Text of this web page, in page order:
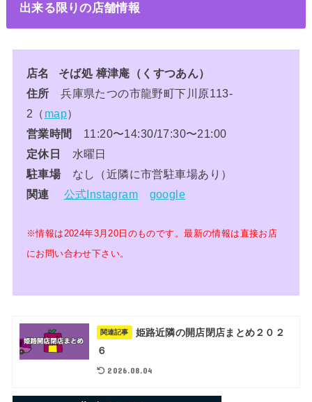
出来る限りの店舗情報
店名 そば処 樟津庵（くすつあん）
住所 兵庫県たつの市龍野町下川原113-
2（ map）
営業時間
11:20〜14:30/17:30〜21:00
定休日 水曜日
駐車場なし（近隣に市営駐車場あり）
関連
公式Instagram google
※情報は2024年3月20日のものです。最新の情報は直接お店
にお問い合わせ下さい。
関連記事
姫路近隣の開店閉店まとめ２０２
６
2026.08.04